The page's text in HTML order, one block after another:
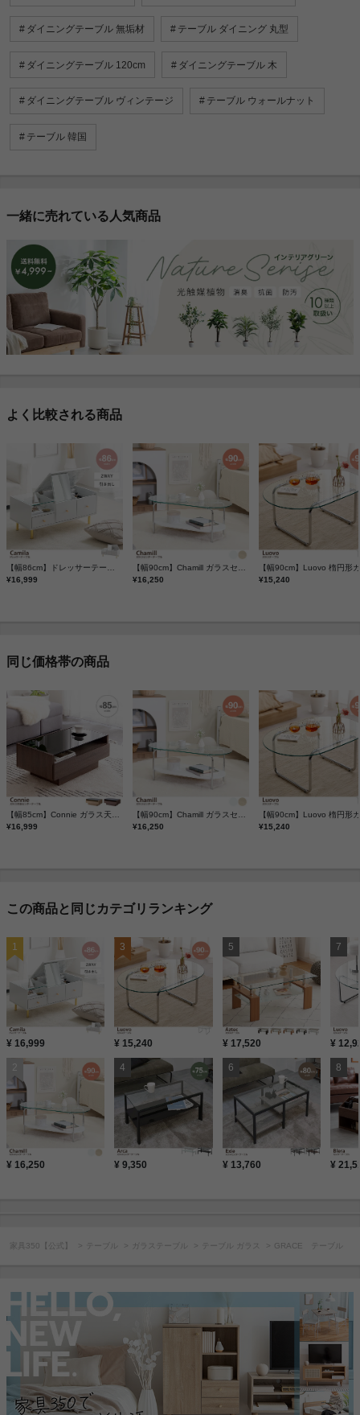
ダイニングテーブル 無垢材 テーブル ダイニング 丸型
ダイニングテーブル 120cm ダイニングテーブル 木
ダイニングテーブル ヴィンテージ テーブル ウォールナット
テーブル 韓国
一緒に売れている人気商品
よく比較される商品
¥16,999
¥16,250
¥15,240
同じ価格帯の商品
¥16,999
¥16,250
¥15,240
この商品と同じカテゴリランキング
¥ 16,999
¥ 16,250
¥ 15,240
¥ 9,350
¥ 17,520
¥ 13,760
¥
¥
家具350【公式】 テーブル ガラステーブル テーブル ガラス GRACE テーブル